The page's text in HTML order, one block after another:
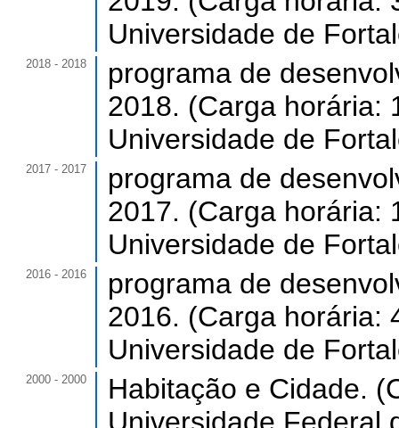
Universidade de
2018 - 2018
programa de
2018. (Carga horária:
Universidade de
2017 - 2017
programa de
2017. (Carga horária:
Universidade de
2016 - 2016
programa de
2016. (Carga horária:
Universidade de
2000 - 2000
Habitação e Cidade.